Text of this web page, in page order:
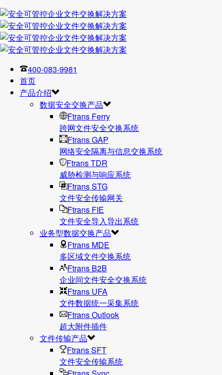
400-083-9981
首页
产品介绍
数据安全交换产品
Ftrans Ferry
跨网文件安全交换系统
Ftrans GAP
网络安全隔离与信息交换系统
Ftrans TDR
威胁检测与响应系统
Ftrans STG
文件安全传输网关
Ftrans FIE
文件安全导入导出系统
业务型数据交换产品
Ftrans MDE
多区域文件交换系统
Ftrans B2B
企业间文件安全交换系统
Ftrans UFA
文件数据统⼀采集系统
Ftrans Outlook
超大附件插件
文件传输产品
Ftrans SFT
文件安全传输系统